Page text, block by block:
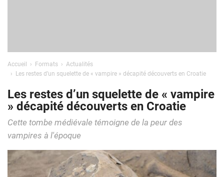
Accueil Formats
Actualités
Les restes d’un squelette de « vampire » décapité découverts en Croatie
Les restes d’un squelette de « vampire
» décapité découverts en Croatie
Cette tombe médiévale témoigne de la peur des
vampires à l'époque